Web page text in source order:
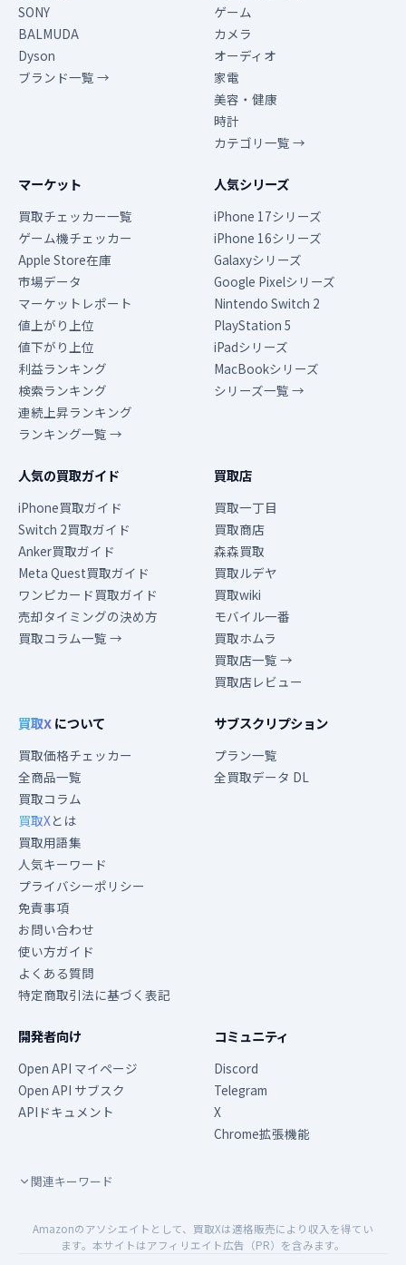
SONY
BALMUDA
Dyson
ブランド一覧 →
ゲーム
カメラ
オーディオ
家電
美容・健康
時計
カテゴリ一覧 →
マーケット
買取チェッカー一覧
ゲーム機チェッカー
Apple Store在庫
市場データ
マーケットレポート
値上がり上位
値下がり上位
利益ランキング
検索ランキング
連続上昇ランキング
ランキング一覧 →
人気シリーズ
iPhone 17シリーズ
iPhone 16シリーズ
Galaxyシリーズ
Google Pixelシリーズ
Nintendo Switch 2
PlayStation 5
iPadシリーズ
MacBookシリーズ
シリーズ一覧 →
人気の買取ガイド
iPhone買取ガイド
Switch 2買取ガイド
Anker買取ガイド
Meta Quest買取ガイド
ワンピカード買取ガイド
売却タイミングの決め方
買取コラム一覧 →
買取店
買取一丁目
買取商店
森森買取
買取ルデヤ
買取wiki
モバイル一番
買取ホムラ
買取店一覧 →
買取店レビュー
買取Xについて
買取価格チェッカー
全商品一覧
買取コラム
買取Xとは
買取用語集
人気キーワード
プライバシーポリシー
免責事項
お問い合わせ
使い方ガイド
よくある質問
特定商取引法に基づく表記
サブスクリプション
プラン一覧
全買取データ DL
開発者向け
Open API マイページ
Open API サブスク
APIドキュメント
コミュニティ
Discord
Telegram
X
Chrome拡張機能
関連キーワード
Amazonのアソシエイトとして、買取Xは適格販売により収入を得てい
ます。本サイトはアフィリエイト広告（PR）を含みます。